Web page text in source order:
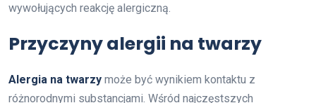
wywołujących reakcję alergiczną.
Przyczyny alergii na twarzy
Alergia na twarzy może być wynikiem kontaktu z
różnorodnymi substancjami. Wśród najczęstszych